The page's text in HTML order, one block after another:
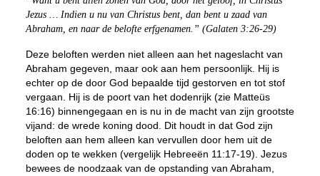
Jezus … Indien u nu van Christus bent, dan bent u zaad van
Abraham, en naar de belofte erfgenamen.” (Galaten 3:26-29)
Deze beloften werden niet alleen aan het nageslacht van
Abraham gegeven, maar ook aan hem persoonlijk. Hij is
echter op de door God bepaalde tijd gestorven en tot stof
vergaan. Hij is de poort van het dodenrijk (zie Matteüs
16:16) binnengegaan en is nu in de macht van zijn grootste
vijand: de wrede koning dood. Dit houdt in dat God zijn
beloften aan hem alleen kan vervullen door hem uit de
doden op te wekken (vergelijk Hebreeën 11:17-19). Jezus
bewees de noodzaak van de opstanding van Abraham,